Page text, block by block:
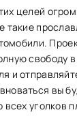
целей
свободу
и
вы
уголков